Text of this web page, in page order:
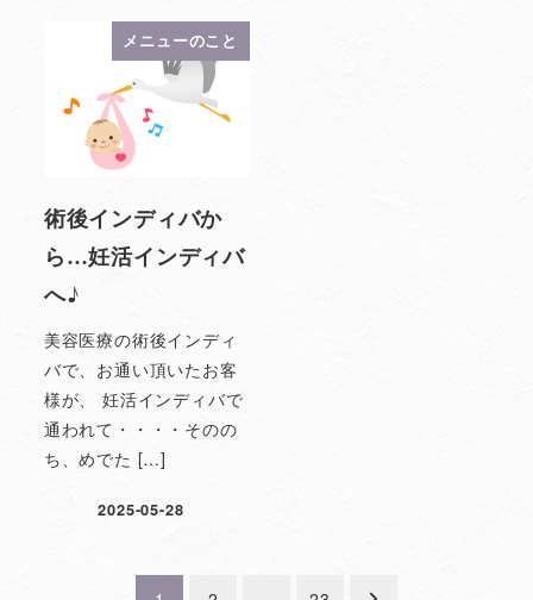
メニューのこと
術後インディバか
ら…妊活インディバ
へ♪
美容医療の術後インディ
バで、お通い頂いたお客
様が、 妊活インディバで
通われて・・・・そのの
ち、めでた […]
2025-05-28